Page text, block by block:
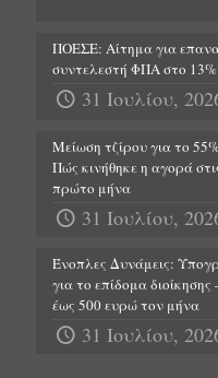
ΠΟΕΣΕ: Αίτημα για
συντελεστή ΦΠΑ στο 13%
31 Ιουλίου,
Μείωση τζίρου για το
Πώς κινήθηκε η αγορά
πρώτο μήνα
31 Ιουλίου,
Ένοπλες Δυνάμεις:
για το επίδομα
έως 500 ευρώ τον μήνα
31 Ιουλίου,